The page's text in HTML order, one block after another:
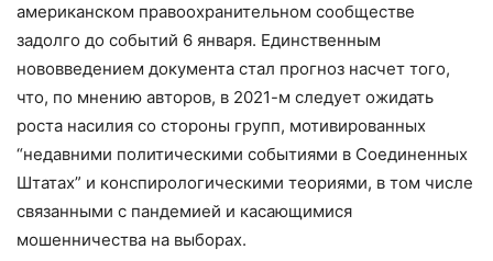
американском правоохранительном сообществе
задолго до событий 6 января. Единственным
нововведением документа стал прогноз насчет того,
что, по мнению авторов, в 2021-м следует ожидать
роста насилия со стороны групп, мотивированных
“недавними политическими событиями в Соединенных
Штатах” и конспирологическими теориями, в том числе
связанными с пандемией и касающимися
мошенничества на выборах.